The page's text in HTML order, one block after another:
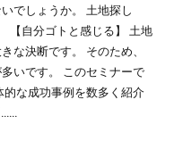
でしょうか。 土地探し
【自分ゴトと感じる】 土地
な決断です。 そのため、
いです。 このセミナーで
な成功事例を数多く紹介
……